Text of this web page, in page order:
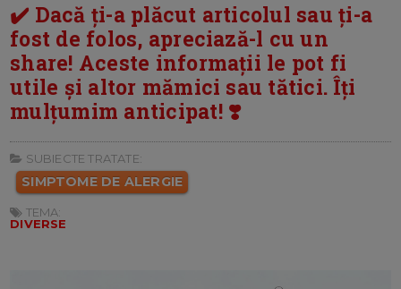
✔️ Dacă ți-a plăcut articolul sau ți-a
fost de folos, apreciază-l cu un
share! Aceste informații le pot fi
utile și altor mămici sau tătici. Îți
mulțumim anticipat! ❣️
SUBIECTE TRATATE:
SIMPTOME DE ALERGIE
TEMA:
DIVERSE